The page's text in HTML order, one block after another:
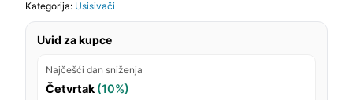
Kategorija: Usisivači
Uvid za kupce
Najčešći dan sniženja
Četvrtak (10%)